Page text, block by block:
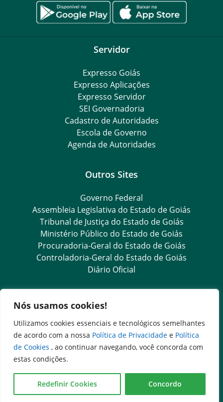
Nós usamos cookies!
Utilizamos cookies essenciais e tecnológicos semelhantes
de acordo com a nossa Política de Privacidade e Política
de Cookies , ao continuar navegando, você concorda com
estas condições.
Redefinir Cookies Concordo
Servidor
Expresso Goiás
Expresso Aplicações
Expresso Servidor
SEI Governadoria
Cadastro de Autoridades
Escola de Governo
Agenda de Autoridades
Outros Sites
Governo Federal
Assembleia Legislativa do Estado de Goiás
Tribunal de Justiça do Estado de Goiás
Ministério Público do Estado de Goiás
Procuradoria-Geral do Estado de Goiás
Controladoria-Geral do Estado de Goiás
Diário Oficial
Transparência e Ouvidoria
LGPD
Goiás Transparência
Dados Abertos Goiás
SIC – Serviço de Informação ao Cidadão
e-SIC – Serviço Eletrônico de Informação ao Cidadão